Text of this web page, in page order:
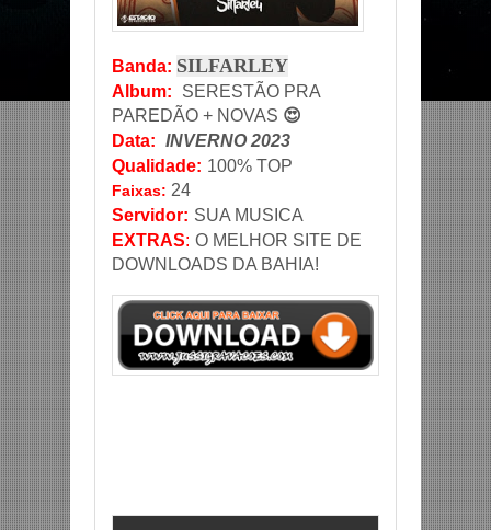
Banda: SILFARLEY
Album:
SERESTÃO PRA
PAREDÃO + NOVAS 😍
Data: INVERNO 2023
Qualidade: 100% TOP
Faixas: 24
Servidor: SUA MUSICA
EXTRAS: O MELHOR SITE DE
DOWNLOADS DA BAHIA!